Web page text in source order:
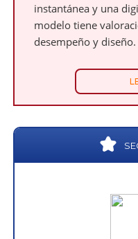
instantánea y una
modelo tiene
desempeño y diseño.